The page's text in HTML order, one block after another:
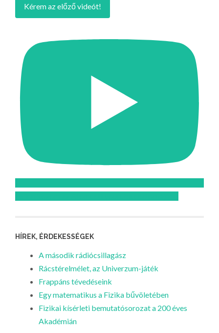
Kérem az előző videót!
HÍREK, ÉRDEKESSÉGEK
A második rádiócsillagász
Rácstérelmélet, az Univerzum-játék
Frappáns tévedéseink
Egy matematikus a Fizika bűvöletében
Fizikai kísérleti bemutatósorozat a 200 éves
Akadémián